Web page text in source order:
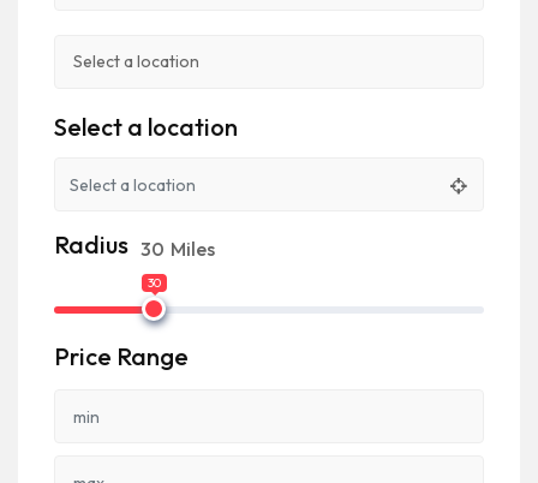
Select a location
Radius 30 Miles
30
Price Range